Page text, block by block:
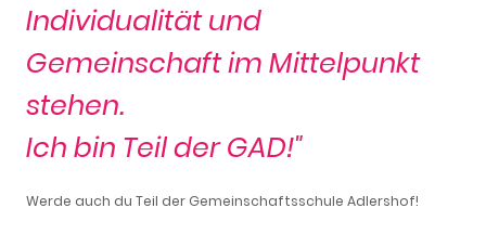
Individualität und
Gemeinschaft im Mittelpunkt
stehen.
Ich bin Teil der GAD!"
Werde auch du Teil der Gemeinschaftsschule Adlershof!